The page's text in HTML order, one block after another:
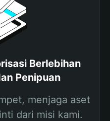
Berlebihan
Penipuan
menjaga aset
dari misi kami.